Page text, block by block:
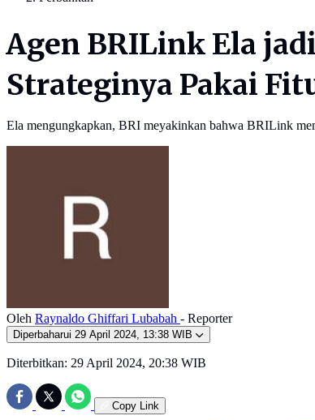
Agen BRILink Ela
Strateginya Pakai
Ela mengungkapkan, BRI meyakinkan bahwa BRILink
Oleh Raynaldo Ghiffari Lubabah - Reporter
Diperbaharui 29 April 2024, 13:38 WIB
Diterbitkan: 29 April 2024, 20:38 WIB
Copy Link